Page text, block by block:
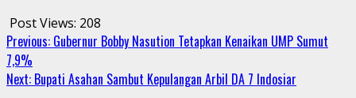
Post Views: 208
Continue
Reading
Previous: Gubernur Bobby Nasution Tetapkan Kenaikan UMP Sumut
7,9%
Next: Bupati Asahan Sambut Kepulangan Arbil DA 7 Indosiar